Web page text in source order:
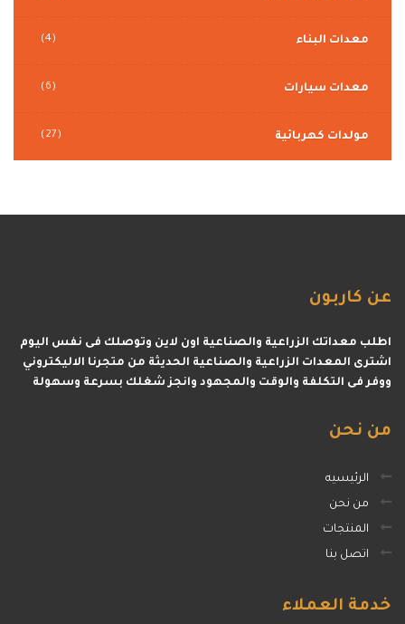
معدات البناء (4)
معدات سيارات (6)
مولدات كهربائية (27)
عن كاربون
اطلب معداتك الزراعية والصناعية اون لاين وتوصلك فى نفس اليوم
اشترى المعدات الزراعية والصناعية الحديثة من متجرنا الاليكتروني
ووفر فى التكلفة والوقت والمجهود وانجز شغلك بسرعة وسهولة
من نحن
الرئيسيه
من نحن
المنتجات
اتصل بنا
خدمة العملاء